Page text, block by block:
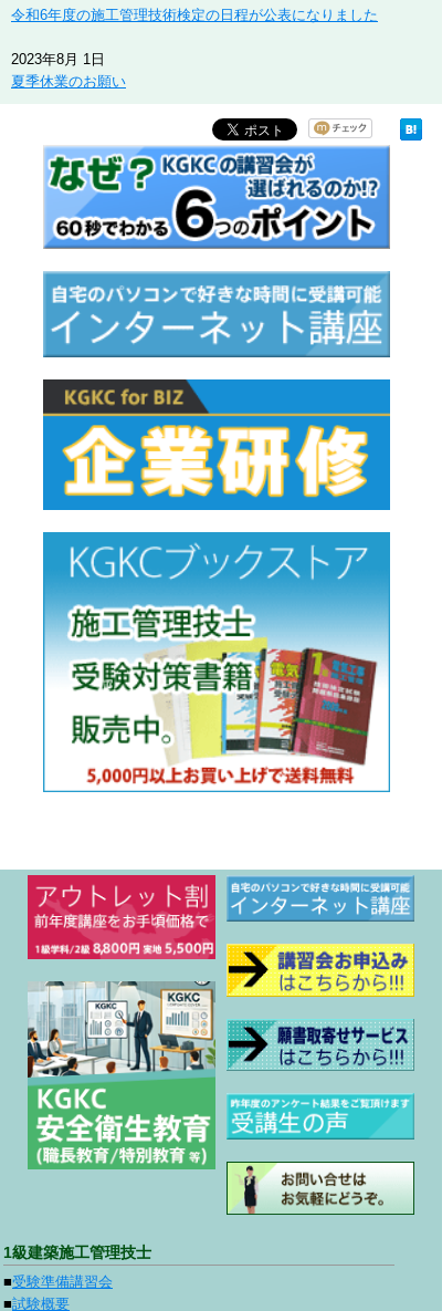
令和6年度の施工管理技術検定の日程が公表になりました
2023年8月 1日
夏季休業のお願い
1級建築施工管理技士
■受験準備講習会
■試験概要